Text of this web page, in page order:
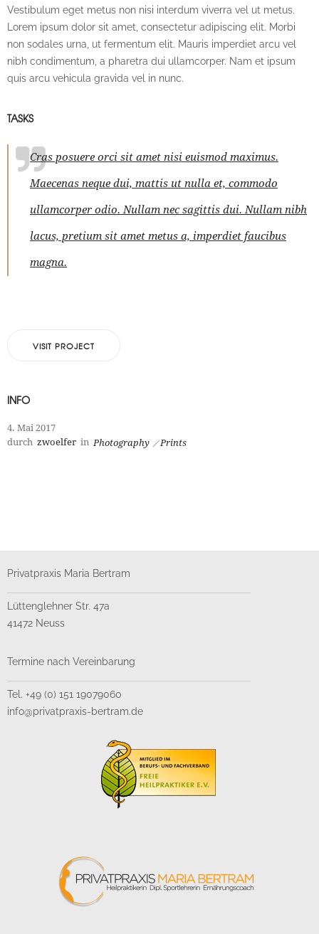
Vestibulum eget metus non nisi interdum viverra vel ut metus.
Lorem ipsum dolor sit amet, consectetur adipiscing elit. Morbi
non sodales urna, ut fermentum elit. Mauris imperdiet arcu vel
nibh condimentum, a pharetra dui ullamcorper. Nam et ipsum
quis arcu vehicula gravida vel in nunc.
TASKS
Cras posuere orci sit amet nisi euismod maximus.
Maecenas neque dui, mattis ut nulla et, commodo
ullamcorper odio. Nullam nec sagittis dui. Nullam nibh
lacus, pretium sit amet metus a, imperdiet faucibus
magna.
VISIT PROJECT
INFO
4. Mai 2017
durch zwoelfer in Photography Prints
Privatpraxis Maria Bertram
Lüttenglehner Str. 47a
41472 Neuss
Termine nach Vereinbarung
Tel. +49 (0) 151 19079060
info@privatpraxis-bertram.de